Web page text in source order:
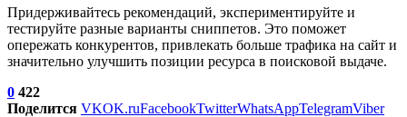
Придерживайтесь рекомендаций, экспериментируйте и
тестируйте разные варианты сниппетов. Это поможет
опережать конкурентов, привлекать больше трафика на сайт и
значительно улучшить позиции ресурса в поисковой выдаче.
0 422
Поделится VKOK.ruFacebookTwitterWhatsAppTelegramViber